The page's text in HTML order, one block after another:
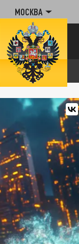
МОСКВА